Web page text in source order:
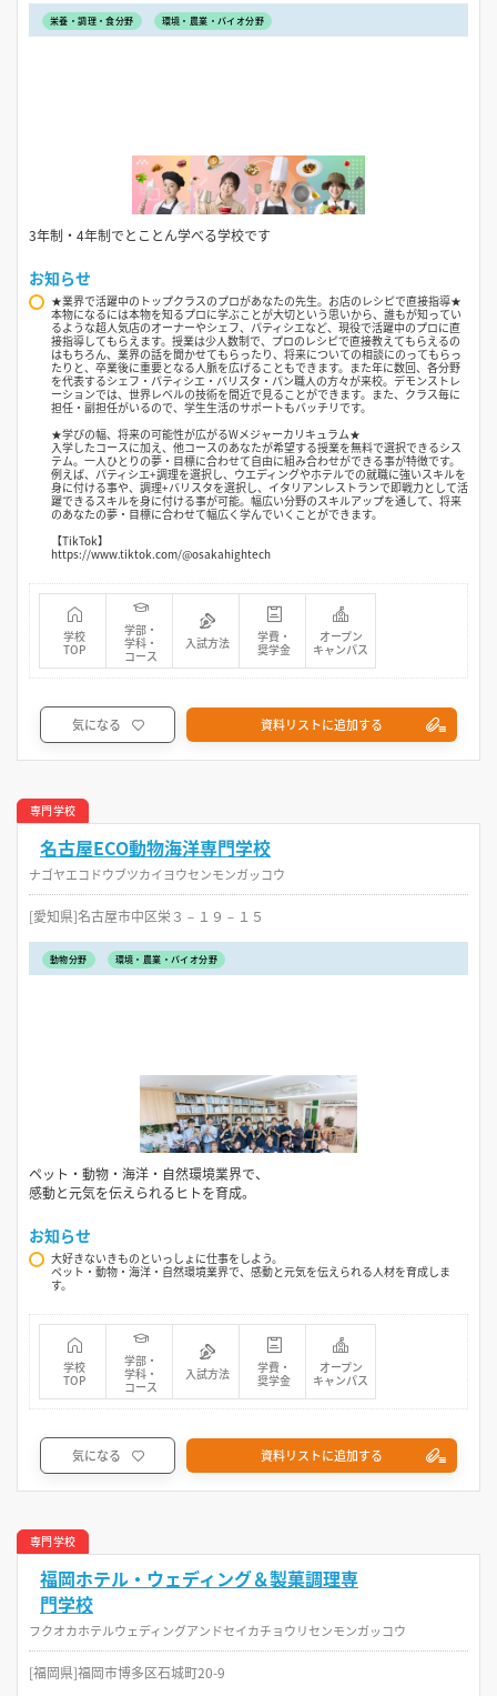
栄養・調理・食分野 環境・農業・バイオ分野
3年制・4年制でとことん学べる学校です
お知らせ
★業界で活躍中のトップクラスのプロがあなたの先生。お店のレシピで直接指導★
本物になるには本物を知るプロに学ぶことが大切という思いから、誰もが知ってい
るような超人気店のオーナーやシェフ、パティシエなど、現役で活躍中のプロに直
接指導してもらえます。授業は少人数制で、プロのレシピで直接教えてもらえるの
はもちろん、業界の話を聞かせてもらったり、将来についての相談にのってもらっ
たりと、卒業後に重要となる人脈を広げることもできます。また年に数回、各分野
を代表するシェフ・パティシエ・バリスタ・パン職人の方々が来校。デモンストレ
ーションでは、世界レベルの技術を間近で見ることができます。また、クラス毎に
担任・副担任がいるので、学生生活のサポートもバッチリです。
★学びの幅、将来の可能性が広がるWメジャーカリキュラム★
入学したコースに加え、他コースのあなたが希望する授業を無料で選択できるシス
テム。一人ひとりの夢・目標に合わせて自由に組み合わせができる事が特徴です。
例えば、パティシエ+調理を選択し、ウエディングやホテルでの就職に強いスキルを
身に付ける事や、調理+バリスタを選択し、イタリアンレストランで即戦力として活
躍できるスキルを身に付ける事が可能。幅広い分野のスキルアップを通して、将来
のあなたの夢・目標に合わせて幅広く学んでいくことができます。
【TikTok】
https://www.tiktok.com/@osakahightech
学校
TOP
学部・
学科・
コース
入試方法
学費・
奨学金
オープン
キャンパス
気になる 資料リストに追加する
専門学校
名古屋ECO動物海洋専門学校
ナゴヤエコドウブツカイヨウセンモンガッコウ
[愛知県]名古屋市中区栄３－１９－１５
動物分野 環境・農業・バイオ分野
ペット・動物・海洋・自然環境業界で、
感動と元気を伝えられるヒトを育成。
お知らせ
大好きないきものといっしょに仕事をしよう。
ペット・動物・海洋・自然環境業界で、感動と元気を伝えられる人材を育成しま
す。
学校
TOP
学部・
学科・
コース
入試方法
学費・
奨学金
オープン
キャンパス
気になる 資料リストに追加する
専門学校
福岡ホテル・ウェディング＆製菓調理専
門学校
フクオカホテルウェディングアンドセイカチョウリセンモンガッコウ
[福岡県]福岡市博多区石城町20-9